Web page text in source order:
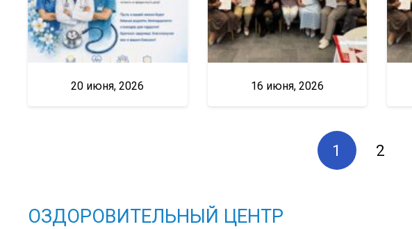
20 июня, 2026 16 июня, 2026
1 2
ОЗДОРОВИТЕЛЬНЫЙ ЦЕНТР